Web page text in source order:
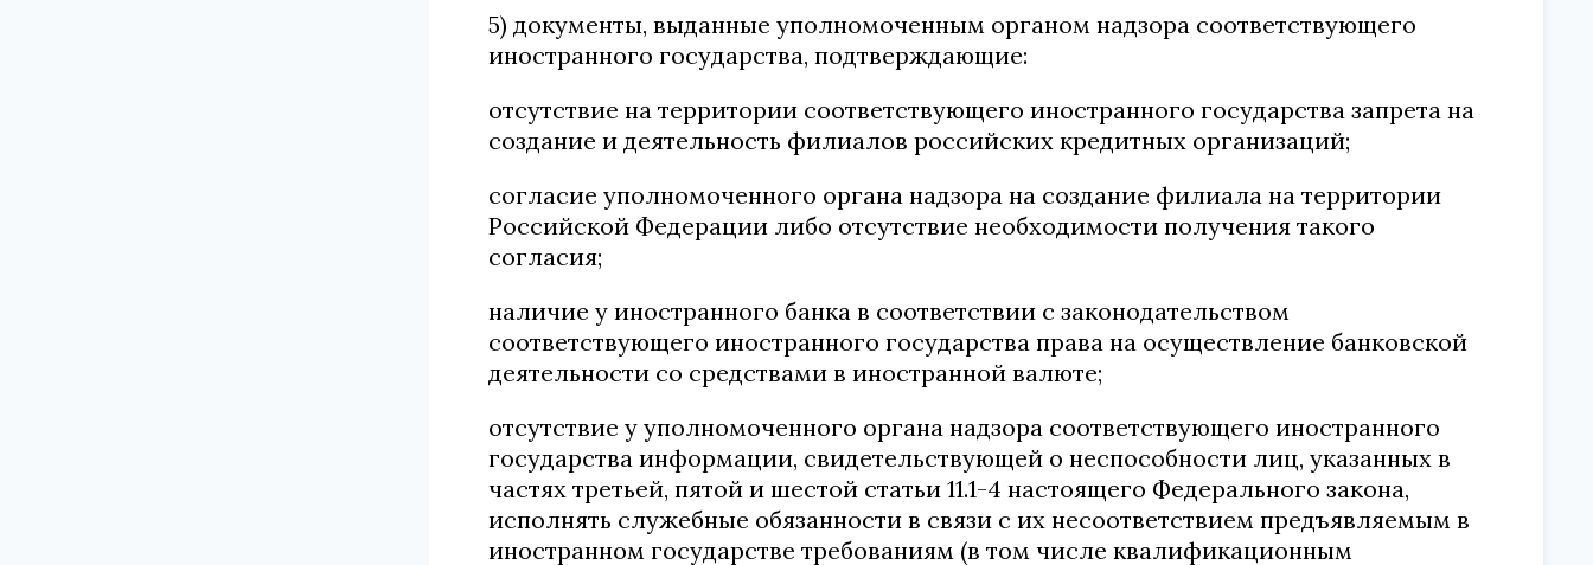
5) документы, выданные уполномоченным органом надзора соответствующего
иностранного государства, подтверждающие:
отсутствие на территории соответствующего иностранного государства запрета на
создание и деятельность филиалов российских кредитных организаций;
согласие уполномоченного органа надзора на создание филиала на территории
Российской Федерации либо отсутствие необходимости получения такого
согласия;
наличие у иностранного банка в соответствии с законодательством
соответствующего иностранного государства права на осуществление банковской
деятельности со средствами в иностранной валюте;
отсутствие у уполномоченного органа надзора соответствующего иностранного
государства информации, свидетельствующей о неспособности лиц, указанных в
частях третьей, пятой и шестой статьи 11.1-4 настоящего Федерального закона,
исполнять служебные обязанности в связи с их несоответствием предъявляемым в
иностранном государстве требованиям (в том числе квалификационным